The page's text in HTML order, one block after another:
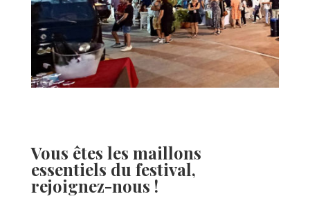
Vous êtes les maillons
essentiels du festival,
rejoignez-nous !